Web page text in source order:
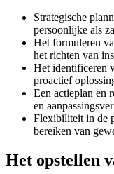
Strategische
persoonlijke als
Het formuleren
het richten van
Het identificeren
proactief
Een actieplan en
en
Flexibiliteit in de
bereiken van
Het opstellen